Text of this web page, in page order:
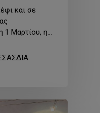
και σε
1 Μαρτίου, η…